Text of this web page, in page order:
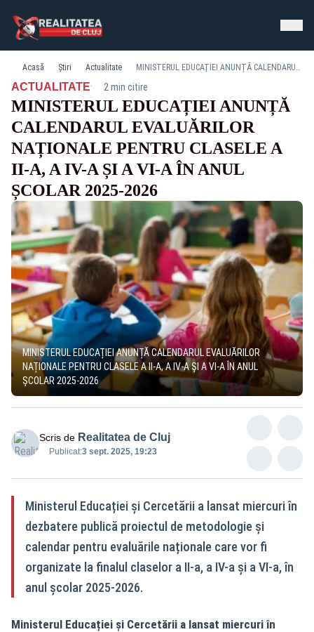
Acasă Știri Actualitate MINISTERUL EDUCAȚIEI ANUNȚĂ CALENDARUL EVALUĂRILOR NAȚIONALE PENTRU CLASELE A II-A, A IV-A ȘI A VI-A ÎN ANUL ȘCOLAR 2025-2026
ACTUALITATE· 2 min citire
MINISTERUL EDUCAȚIEI ANUNȚĂ
CALENDARUL EVALUĂRILOR
NAȚIONALE PENTRU CLASELE A
II-A, A IV-A ȘI A VI-A ÎN ANUL
ȘCOLAR 2025-2026
MINISTERUL EDUCAȚIEI ANUNȚĂ CALENDARUL EVALUĂRILOR
NAȚIONALE PENTRU CLASELE A II-A, A IV-A ȘI A VI-A ÎN ANUL
ȘCOLAR 2025-2026
Scris de Realitatea de Cluj
Publicat:3 sept. 2025, 19:23
Ministerul Educației și Cercetării a lansat miercuri în
dezbatere publică proiectul de metodologie și
calendar pentru evaluările naționale care vor fi
organizate la finalul claselor a II-a, a IV-a și a VI-a, în
anul școlar 2025-2026.
Ministerul Educației și Cercetării a lansat miercuri în